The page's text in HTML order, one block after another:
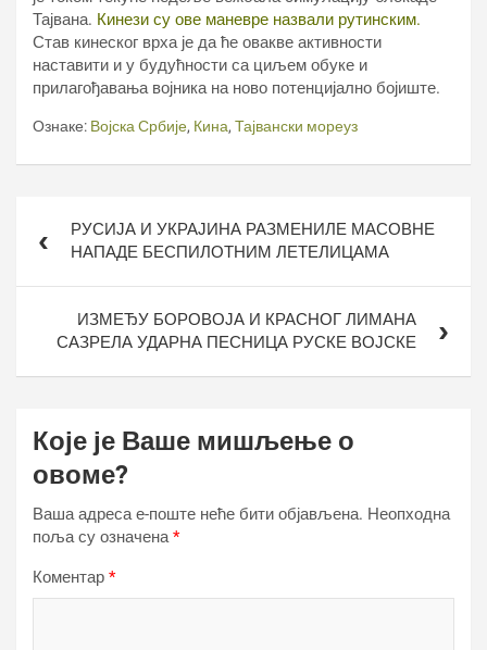
Тајвана. Кинези су ове маневре назвали рутинским.
Став кинеског врха је да ће овакве активности
наставити и у будућности са циљем обуке и
прилагођавања војника на ново потенцијално бојиште.
Ознаке: Војска Србије, Кина, Тајвански мореуз
чланкаРУСИЈА И УКРАЈИНА РАЗМЕНИЛЕ МАСОВНЕ
НАПАДЕ БЕСПИЛОТНИМ ЛЕТЕЛИЦАМА
ИЗМЕЂУ БОРОВОЈА И КРАСНОГ ЛИМАНА
САЗРЕЛА УДАРНА ПЕСНИЦА РУСКЕ ВОЈСКЕ
Које је Ваше мишљење о
овоме?
Ваша адреса е-поште неће бити објављена. Неопходна
поља су означена*
Коментар *